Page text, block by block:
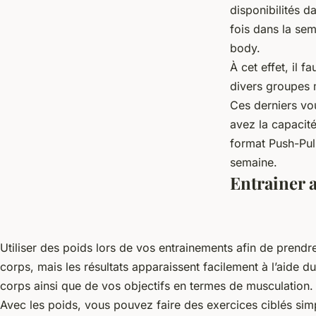
disponibilités
fois dans la
body.
À cet effet, il
divers groupes
Ces derniers
avez la
format Push-
semaine.
Entrainer
Utiliser des poids lors de vos entrainements afin de
corps, mais les résultats apparaissent facilement à l’aide
corps ainsi que de vos objectifs en termes de musculation.
Avec les poids, vous pouvez faire des exercices ciblés